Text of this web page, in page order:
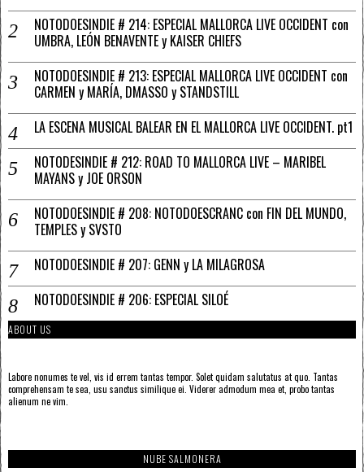
NOTODOESINDIE # 214: ESPECIAL MALLORCA LIVE OCCIDENT con
UMBRA, LEÓN BENAVENTE y KAISER CHIEFS
NOTODOESINDIE # 213: ESPECIAL MALLORCA LIVE OCCIDENT con
CARMEN y MARÍA, DMASSO y STANDSTILL
LA ESCENA MUSICAL BALEAR EN EL MALLORCA LIVE OCCIDENT. pt1
NOTODESINDIE # 212: ROAD TO MALLORCA LIVE – MARIBEL
MAYANS y JOE ORSON
NOTODOESINDIE # 208: NOTODOESCRANC con FIN DEL MUNDO,
TEMPLES y SVSTO
NOTODOESINDIE # 207: GENN y LA MILAGROSA
NOTODOESINDIE # 206: ESPECIAL SILOÉ
ABOUT US
Labore nonumes te vel, vis id errem tantas tempor. Solet quidam salutatus at quo. Tantas
comprehensam te sea, usu sanctus similique ei. Viderer admodum mea et, probo tantas
alienum ne vim.
NUBE SALMONERA